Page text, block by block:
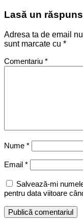
Lasă un răspuns
Adresa ta de email
sunt marcate cu *
Comentariu *
Nume *
Email *
Salvează-mi
pentru data viitoare